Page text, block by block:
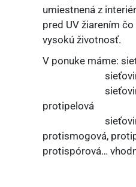
umiestnená z
pred UV žiarením
vysokú životnosť.
V ponuke máme:
sieťovina –
sieťovina –
protipelová
sieťovina
protismogová,
protispórová…